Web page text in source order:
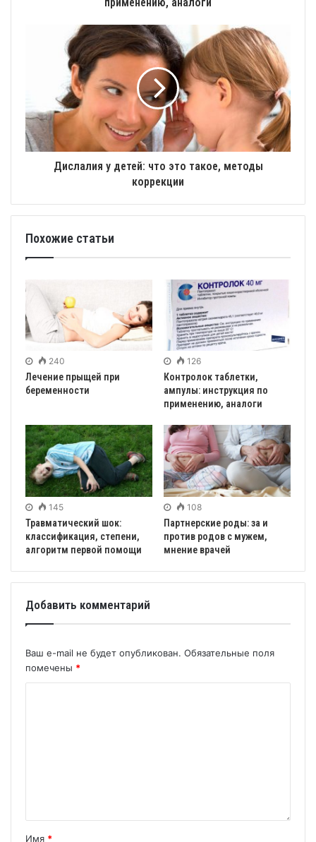
Дислалия у детей: что это такое, методы
коррекции
Похожие статьи
240
Лечение прыщей при
беременности
126
Контролок таблетки,
ампулы: инструкция по
применению, аналоги
145
Травматический шок:
классификация, степени,
алгоритм первой помощи
108
Партнерские роды: за и
против родов с мужем,
мнение врачей
Добавить комментарий
Ваш e-mail не будет опубликован. Обязательные поля
помечены *
Имя *